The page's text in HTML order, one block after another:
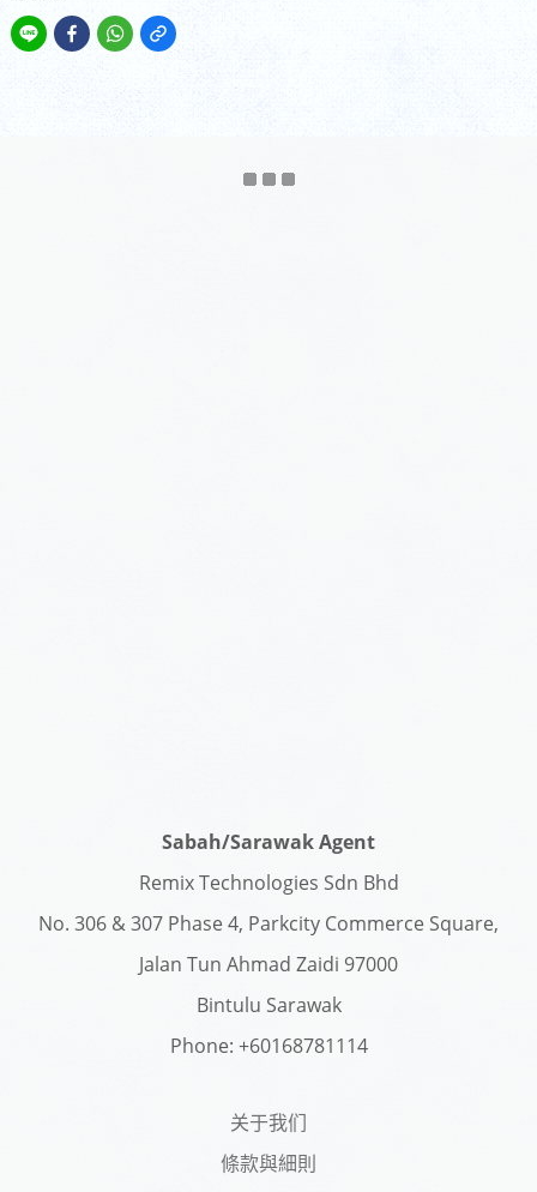
Sabah/Sarawak Agent
Remix Technologies Sdn Bhd
No. 306 & 307 Phase 4, Parkcity Commerce Square,
Jalan Tun Ahmad Zaidi 97000
Bintulu Sarawak
Phone: +60168781114
关于我们
條款與細則